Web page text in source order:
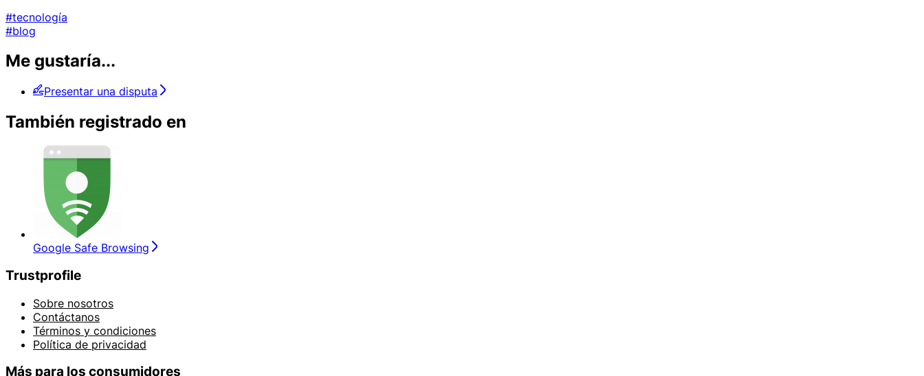
#tecnología
#blog
Me gustaría...
Presentar una disputa
También registrado en
Google Safe Browsing
Trustprofile
Sobre nosotros
Contáctanos
Términos y condiciones
Política de privacidad
Más para los consumidores